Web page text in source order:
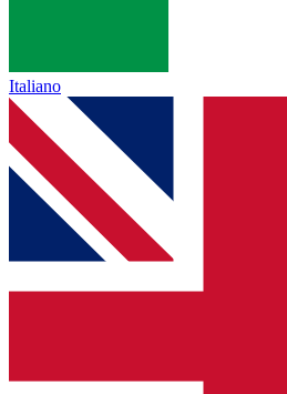
Italiano